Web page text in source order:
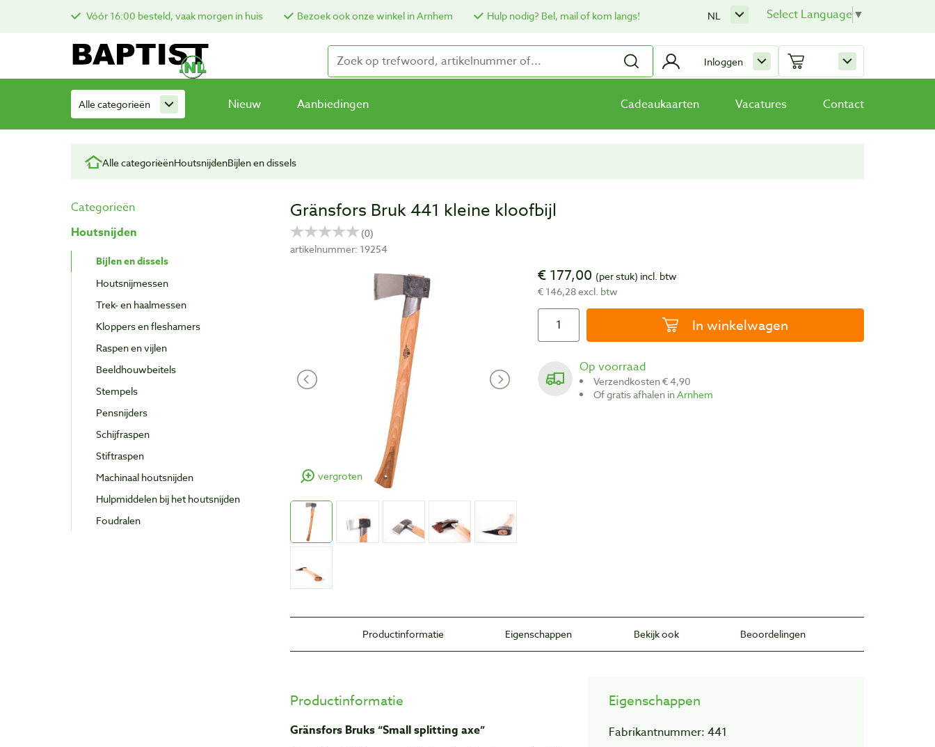
Vóór 16:00 besteld, vaak morgen in huis Bezoek ook onze winkel in Arnhem Hulp nodig? Bel, mail of kom langs! Select Language▼
NL
Inloggen
Alle categorieën Nieuw Aanbiedingen Cadeaukaarten Vacatures Contact
Alle categorieënHoutsnijdenBijlen en dissels
Categorieën
Houtsnijden
Bijlen en dissels
Houtsnijmessen
Trek- en haalmessen
Kloppers en fleshamers
Raspen en vijlen
Beeldhouwbeitels
Stempels
Pensnijders
Schijfraspen
Stiftraspen
Machinaal houtsnijden
Hulpmiddelen bij het houtsnijden
Foudralen
Gränsfors Bruk 441 kleine kloofbijl
artikelnummer: 19254
vergroten
€ 177,00 (per stuk) incl. btw
€ 146,28 excl. btw
In winkelwagen
Op voorraad
Verzendkosten € 4,90
Of gratis afhalen inArnhem
Productinformatie Eigenschappen Bekijk ook Beoordelingen
Productinformatie
Gränsfors Bruks “Small splitting axe”
Eigenschappen
Fabrikantnummer: 441